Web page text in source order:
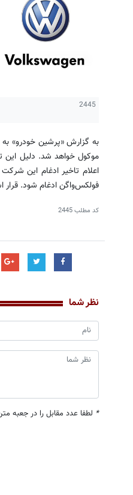
2445
به گزارش «پرشین خودرو» به
موكول خواهد شد. دلیل این
فولكس‌واگن ادغام شود.
کد مطلب2445
نظر شما
* لطفا عدد مقابل را در جعبه